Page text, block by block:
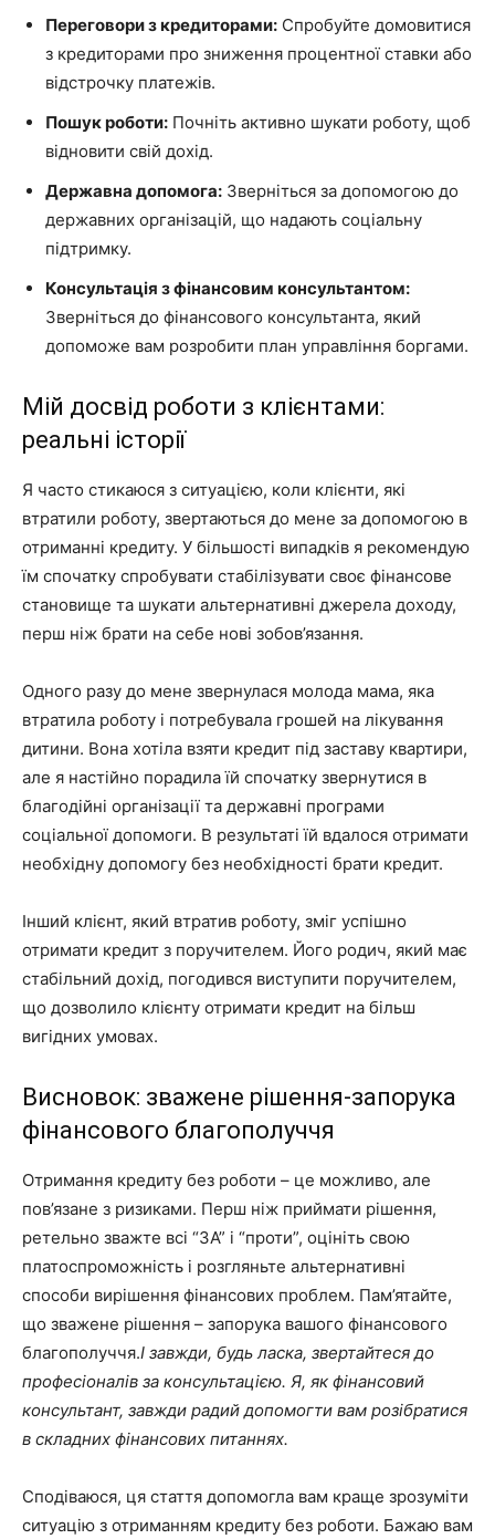
Переговори з кредиторами: Спробуйте домовитися
з кредиторами про зниження процентної ставки або
відстрочку платежів.
Пошук роботи: Почніть активно шукати роботу, щоб
відновити свій дохід.
Державна допомога: Зверніться за допомогою до
державних організацій, що надають соціальну
підтримку.
Консультація з фінансовим консультантом:
Зверніться до фінансового консультанта, який
допоможе вам розробити план управління боргами.
Мій досвід роботи з клієнтами:
реальні історії
Я часто стикаюся з ситуацією, коли клієнти, які
втратили роботу, звертаються до мене за допомогою в
отриманні кредиту. У більшості випадків я рекомендую
їм спочатку спробувати стабілізувати своє фінансове
становище та шукати альтернативні джерела доходу,
перш ніж брати на себе нові зобов’язання.
Одного разу до мене звернулася молода мама, яка
втратила роботу і потребувала грошей на лікування
дитини. Вона хотіла взяти кредит під заставу квартири,
але я настійно порадила їй спочатку звернутися в
благодійні організації та державні програми
соціальної допомоги. В результаті їй вдалося отримати
необхідну допомогу без необхідності брати кредит.
Інший клієнт, який втратив роботу, зміг успішно
отримати кредит з поручителем. Його родич, який має
стабільний дохід, погодився виступити поручителем,
що дозволило клієнту отримати кредит на більш
вигідних умовах.
Висновок: зважене рішення-запорука
фінансового благополуччя
Отримання кредиту без роботи – це можливо, але
пов’язане з ризиками. Перш ніж приймати рішення,
ретельно зважте всі “ЗА” і “проти”, оцініть свою
платоспроможність і розгляньте альтернативні
способи вирішення фінансових проблем. Пам’ятайте,
що зважене рішення – запорука вашого фінансового
благополуччя.І завжди, будь ласка, звертайтеся до
професіоналів за консультацією. Я, як фінансовий
консультант, завжди радий допомогти вам розібратися
в складних фінансових питаннях.
Сподіваюся, ця стаття допомогла вам краще зрозуміти
ситуацію з отриманням кредиту без роботи. Бажаю вам